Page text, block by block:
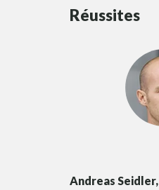
Réussites
Andreas Seidler,